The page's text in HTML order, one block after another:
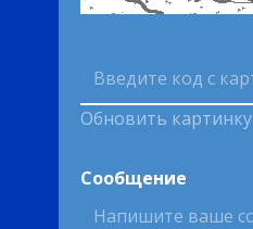
Обновить картинку
Сообщение